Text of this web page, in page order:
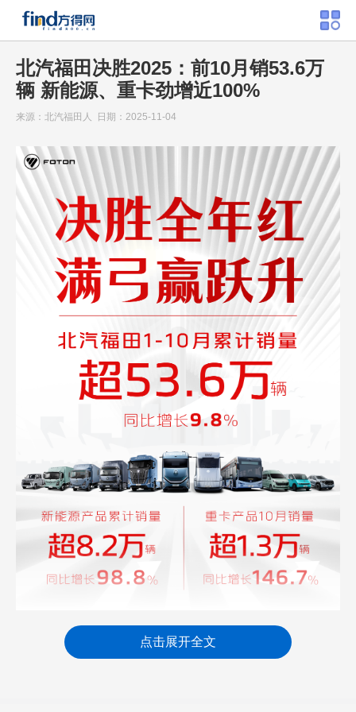
北汽福田决胜2025：前10月销53.6万
辆 新能源、重卡劲增近100%
来源：北汽福田人 日期：2025-11-04
2025年1-10月，北汽福田累计销量超53.6万
辆，同比增长9.8%。新能源累计销量超8.2万辆，同
点击展开全文